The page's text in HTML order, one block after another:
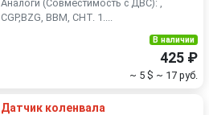
Аналоги (Совместимость с ДВС): ,
CGP,BZG, BBM, CHT. 1....
В наличии
425 ₽
~ 5 $ ~ 17 руб.
Датчик коленвала